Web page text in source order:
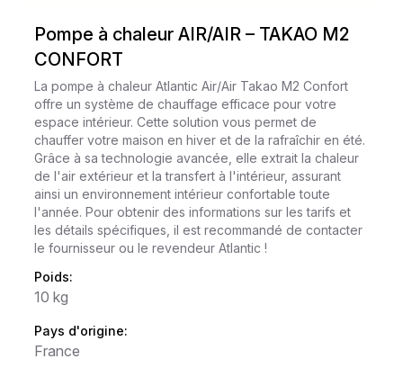
Pompe à chaleur AIR/AIR – TAKAO M2
CONFORT
La pompe à chaleur Atlantic Air/Air Takao M2 Confort
offre un système de chauffage efficace pour votre
espace intérieur. Cette solution vous permet de
chauffer votre maison en hiver et de la rafraîchir en été.
Grâce à sa technologie avancée, elle extrait la chaleur
de l'air extérieur et la transfert à l'intérieur, assurant
ainsi un environnement intérieur confortable toute
l'année. Pour obtenir des informations sur les tarifs et
les détails spécifiques, il est recommandé de contacter
le fournisseur ou le revendeur Atlantic !
Poids:
10 kg
Pays d'origine:
France